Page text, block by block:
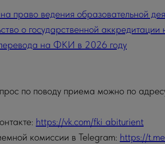
право ведения образовательной
о государственной
на ФКИ в 2026 году
по поводу приема можно по
https://vk.com/fki_abiturient
комиссии в Telegram: https://